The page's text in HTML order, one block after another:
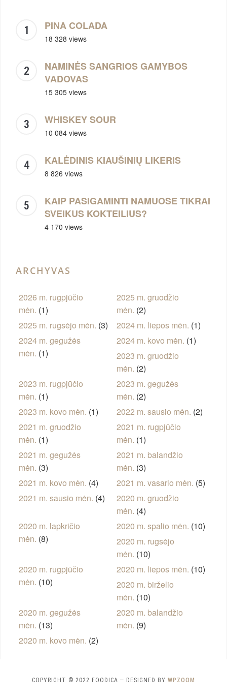
PINA COLADA
18 328 views
NAMINĖS SANGRIOS GAMYBOS
VADOVAS
15 305 views
WHISKEY SOUR
10 084 views
KALĖDINIS KIAUŠINIŲ LIKERIS
8 826 views
KAIP PASIGAMINTI NAMUOSE TIKRAI
SVEIKUS KOKTEILIUS?
4 170 views
ARCHYVAS
2026 m. rugpjūčio
mėn. (1)
2025 m. gruodžio
mėn. (2)
2025 m. rugsėjo mėn. (3) 2024 m. liepos mėn. (1)
2024 m. gegužės
mėn. (1)
2024 m. kovo mėn. (1)
2023 m. gruodžio
mėn. (2)
2023 m. rugpjūčio
mėn. (1)
2023 m. gegužės
mėn. (2)
2023 m. kovo mėn. (1) 2022 m. sausio mėn. (2)
2021 m. gruodžio
mėn. (1)
2021 m. rugpjūčio
mėn. (1)
2021 m. gegužės
mėn. (3)
2021 m. balandžio
mėn. (3)
2021 m. kovo mėn. (4) 2021 m. vasario mėn. (5)
2021 m. sausio mėn. (4)
2020 m. gruodžio
mėn. (4)
2020 m. lapkričio
mėn. (8)
2020 m. spalio mėn. (10)
2020 m. rugsėjo
mėn. (10)
2020 m. rugpjūčio
mėn. (10)
2020 m. liepos mėn. (10)
2020 m. birželio
mėn. (10)
2020 m. gegužės
mėn. (13)
2020 m. balandžio
mėn. (9)
2020 m. kovo mėn. (2)
COPYRIGHT © 2022 FOODICA — DESIGNED BY WPZOOM